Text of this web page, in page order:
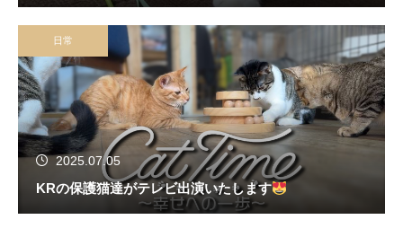
日常
2025.07.05
KRの保護猫達がテレビ出演いたします